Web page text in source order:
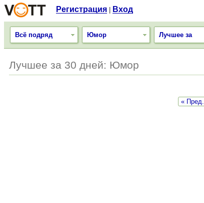
Регистрация Вход
Всё подряд Юмор Лучшее за
Лучшее за 30 дней: Юмор
« Пред.